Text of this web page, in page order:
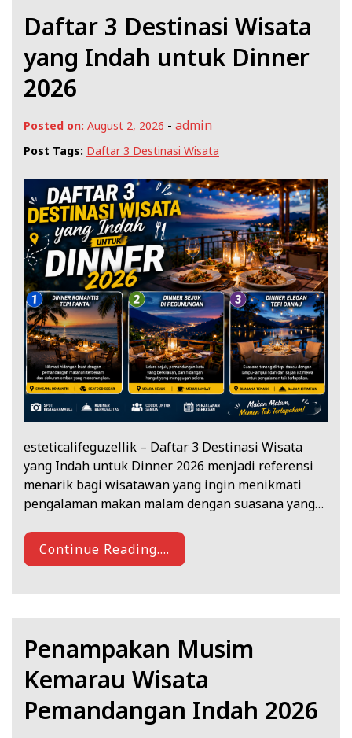
Daftar 3 Destinasi Wisata
yang Indah untuk Dinner
2026
Posted on: August 2, 2026 - admin
Post Tags: Daftar 3 Destinasi Wisata
esteticalifeguzellik – Daftar 3 Destinasi Wisata
yang Indah untuk Dinner 2026 menjadi referensi
menarik bagi wisatawan yang ingin menikmati
pengalaman makan malam dengan suasana yang…
Continue Reading....
Penampakan Musim
Kemarau Wisata
Pemandangan Indah 2026